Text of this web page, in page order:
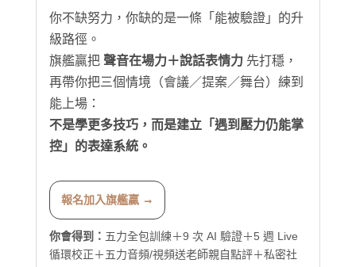
你不缺努力，你缺的是一條「能被驗證」的升
級路徑。
旗艦贏把 聲音在場力＋說話表情力先打穩，
再帶你把三個情境（會議／提案／舞台）練到
能上場：
不是學更多技巧，而是建立「遇到壓力仍能掌
控」的表達系統。
報名加入旗艦贏 →
你會得到： 五力全包訓練＋9 次 AI 驗證＋5 週 Live
循環校正＋五力音頻/視頻送老師親自點評＋私密社